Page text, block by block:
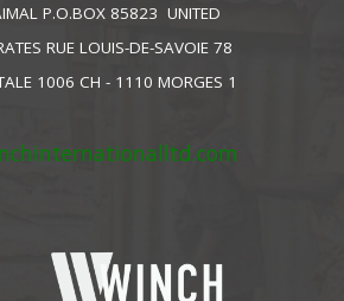
P.O.BOX 85823 UNITED
RUE LOUIS-DE-SAVOIE 78
1006 CH - 1110 MORGES 1